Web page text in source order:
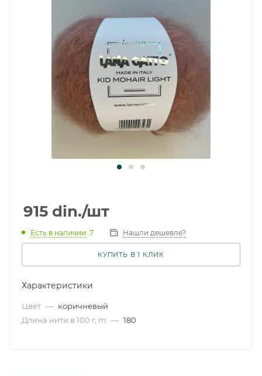
915 din./шт
Есть в наличии: 7 Нашли дешевле?
КУПИТЬ В 1 КЛИК
Характеристики
Цвет — коричневый
Длина нити в 100 г, m — 180